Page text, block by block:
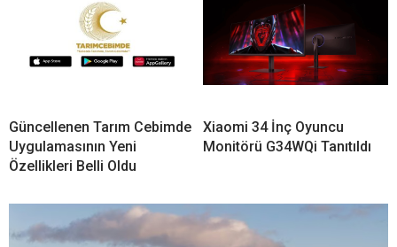
Güncellenen Tarım Cebimde
Uygulamasının Yeni
Özellikleri Belli Oldu
Xiaomi 34 İnç Oyuncu
Monitörü G34WQi Tanıtıldı